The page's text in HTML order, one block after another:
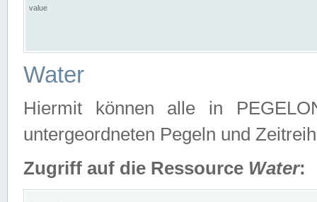
value
Water
Hiermit können alle in
untergeordneten Pegeln und
Zugriff auf die Ressource Water: